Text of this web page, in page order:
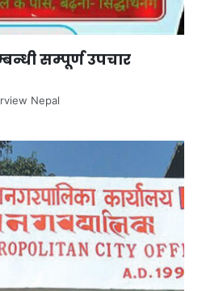
सम्पूर्ण उपचार
Nepal